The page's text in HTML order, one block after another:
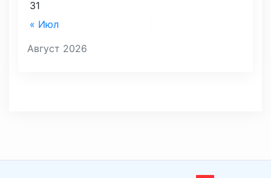
Август 2026
« Июл
31